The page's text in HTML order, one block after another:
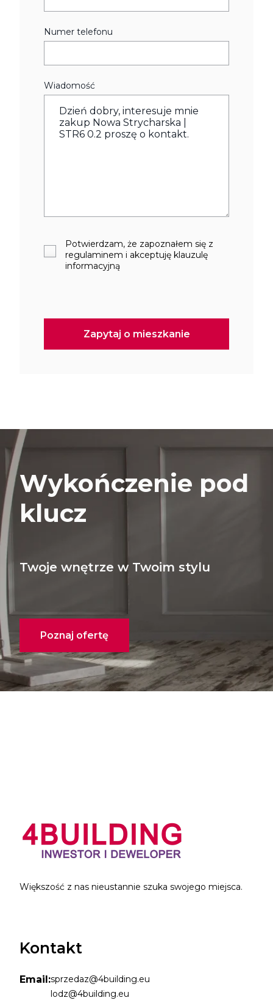
Numer telefonu
Wiadomość
Potwierdzam, że zapoznałem się z
regulaminem i akceptuję klauzulę
informacyjną
Wykończenie pod
klucz
Twoje wnętrze w Twoim stylu
Poznaj ofertę
Większość z nas nieustannie szuka swojego miejsca.
Kontakt
Email:sprzedaz@4building.eu
lodz@4building.eu